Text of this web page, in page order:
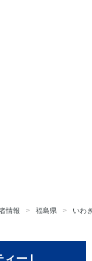
情報 福島県 いわ